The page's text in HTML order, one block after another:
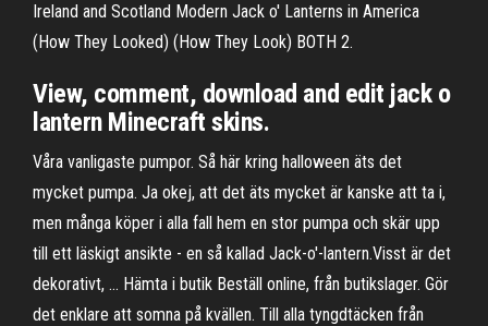
Ireland and Scotland Modern Jack o' Lanterns in America
(How They Looked) (How They Look) BOTH 2.
View, comment, download and edit jack o
lantern Minecraft skins.
Våra vanligaste pumpor. Så här kring halloween äts det
mycket pumpa. Ja okej, att det äts mycket är kanske att ta i,
men många köper i alla fall hem en stor pumpa och skär upp
till ett läskigt ansikte - en så kallad Jack-o'-lantern.Visst är det
dekorativt, … Hämta i butik Beställ online, från butikslager. Gör
det enklare att somna på kvällen. Till alla tyngdtäcken från